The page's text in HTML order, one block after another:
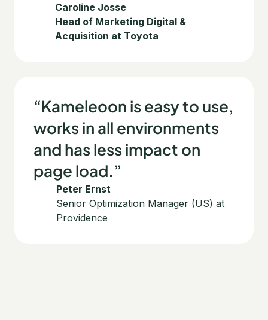
Caroline Josse
Head of Marketing Digital &
Acquisition at Toyota
“Kameleoon is easy to use,
works in all environments
and has less impact on
page load.”
Peter Ernst
Senior Optimization Manager (US) at
Providence